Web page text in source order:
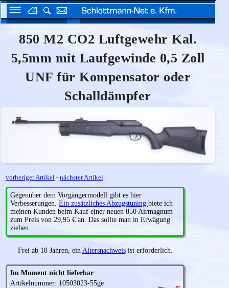
850 M2 CO2 Luftgewehr Kal.
5,5mm mit Laufgewinde 0,5 Zoll
UNF für Kompensator oder
Schalldämpfer
vorheriger Artikel - nächster Artikel
Gegenüber dem Vorgängermodell gibt es hier
Verbesserungen. Ein zusätzliches Abzugstuning biete ich
meinen Kunden beim Kauf einer neuen 850 Airmagnum
zum Preis von 29,95 € an. Das sollte man in Erwägung
ziehen.
Frei ab 18 Jahren, ein Altersnachweisist erforderlich.
Im Moment nicht lieferbar
Artikelnummer: 10503023-55ge